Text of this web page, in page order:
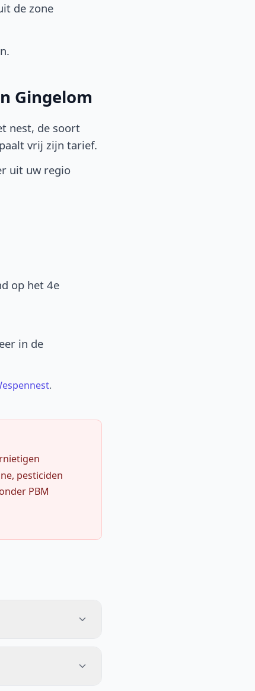
de zone
Gingelom
nest, de soort
vrij zijn tarief.
uit uw regio
op het 4e
in de
.
pesticiden
PBM